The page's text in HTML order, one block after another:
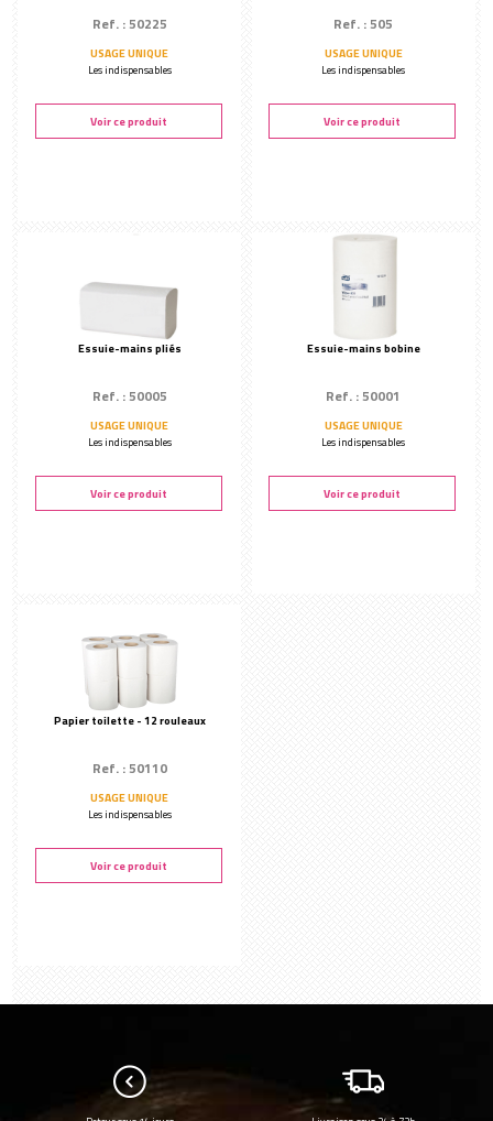
Ref. : 50225
USAGE UNIQUE
Les indispensables
Voir ce produit
Ref. : 505
USAGE UNIQUE
Les indispensables
Voir ce produit
Essuie-mains pliés
Ref. : 50005
USAGE UNIQUE
Les indispensables
Voir ce produit
Essuie-mains bobine
Ref. : 50001
USAGE UNIQUE
Les indispensables
Voir ce produit
Papier toilette - 12 rouleaux
Ref. : 50110
USAGE UNIQUE
Les indispensables
Voir ce produit